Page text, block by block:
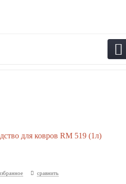
сравнить